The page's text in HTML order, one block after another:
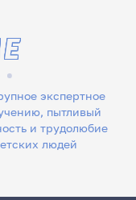
экспертное
пытливый
людей